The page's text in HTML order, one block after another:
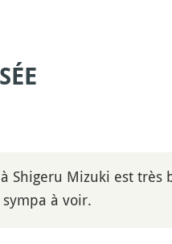
Shigeru Mizuki est très
à voir.